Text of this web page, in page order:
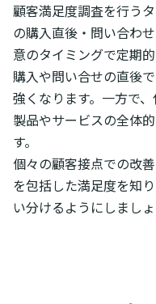
顧客満足度調査を行う
の購入直後・問い合わ
意のタイミングで定期
購入や問い合せの直後
強くなります。一方で
製品やサービスの全体
す。
個々の顧客接点での改
を包括した満足度を知
い分けるようにしましょ